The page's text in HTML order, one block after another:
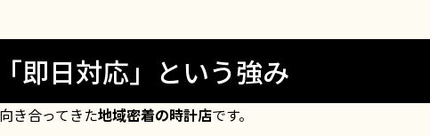
即日対応」という強み
き合ってきた地域密着の時計店です。